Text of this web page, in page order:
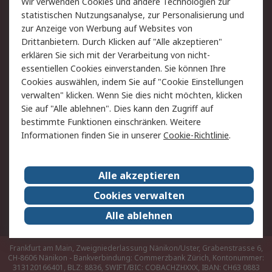
Hilfe
Rechtliches
AGB
Datenschutz
Cookie-Richtlinie
Zahlungsbedingungen
Copyright/Impressum
Über RS
Karriere bei RS
Nachhaltigkeit
Qualität/Umwelt/ZertifikatePresse-Center
Event-Center
Frankfurt am Main, Zweigniederlassung Nänikon/Uster, Grabenstrasse 6,
CH-8606 Nänikon - Bankverbindung: Commerzbank Zürich, Kontonummer:
313120166401, BLZ: 8836, SWIFT/BIC: COBACHZHXXX, IBAN: CH63 0883
statistischen Nutzungsanalyse, zur Personalisierung und
zur Anzeige von Werbung auf Websites von
Drittanbietern. Durch Klicken auf "Alle akzeptieren"
erklären Sie sich mit der Verarbeitung von nicht-
essentiellen Cookies einverstanden. Sie können Ihre
Cookies auswählen, indem Sie auf "Cookie Einstellungen
verwalten" klicken. Wenn Sie dies nicht möchten, klicken
Sie auf "Alle ablehnen". Dies kann den Zugriff auf
bestimmte Funktionen einschränken. Weitere
Informationen finden Sie in unsererCookie-Richtlinie.
Alle akzeptieren
Cookies verwalten
Alle ablehnen